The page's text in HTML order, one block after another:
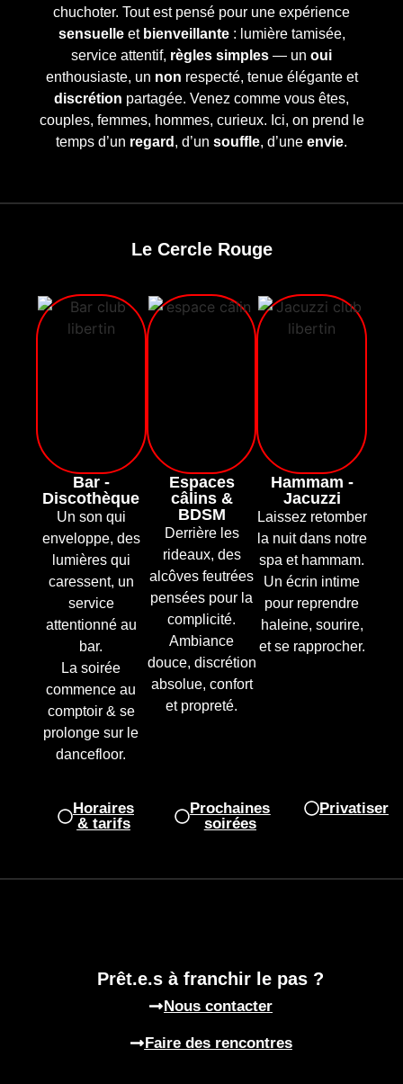
chuchoter. Tout est pensé pour une expérience
sensuelleet bienveillante: lumière tamisée,
service attentif, règles simples — un oui
enthousiaste, un non respecté, tenue élégante et
discrétion partagée. Venez comme vous êtes,
couples, femmes, hommes, curieux. Ici, on prend le
temps d’un regard , d’un souffle, d’une envie.
Bar -
Discothèque
Un son qui
enveloppe, des
lumières qui
caressent, un
service
attentionné au
bar.
La soirée
commence au
comptoir & se
prolonge sur le
dancefloor.
Espaces
câlins &
BDSM
Derrière les
rideaux, des
alcôves feutrées
pensées pour la
complicité.
Ambiance
douce, discrétion
absolue, confort
et propreté.
Hammam -
Jacuzzi
Laissez retomber
la nuit dans notre
spa et hammam.
Un écrin intime
pour reprendre
haleine, sourire,
et se rapprocher.
Horaires
& tarifs
Prochaines
soirées
Privatiser
Le Cercle Rouge
Prêt.e.s à franchir le pas ?
Nous contacter
Faire des rencontres